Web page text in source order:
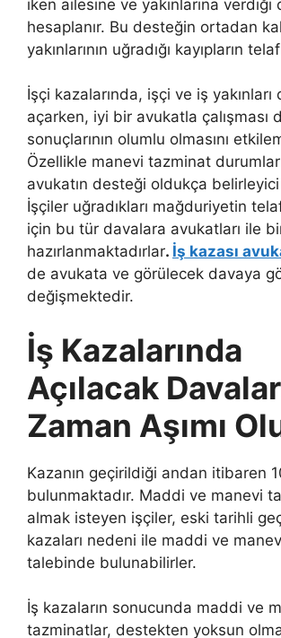
iken ailesine ve yakınlarına verdiği
hesaplanır. Bu desteğin ortadan
yakınlarının uğradığı kayıpların
İşçi kazalarında, işçi ve iş yakınları
açarken, iyi bir avukatla çalışması
sonuçlarının olumlu olmasını
Özellikle manevi tazminat
avukatın desteği oldukça belirleyici
İşçiler uğradıkları mağduriyetin
için bu tür davalara avukatları ile
hazırlanmaktadırlar. İş kazası
de avukata ve görülecek davaya
değişmektedir.
İş Kazalarında
Açılacak
Zaman Aşımı
Kazanın geçirildiği andan itibaren
bulunmaktadır. Maddi ve manevi
almak isteyen işçiler, eski tarihli
kazaları nedeni ile maddi ve
talebinde bulunabilirler.
İş kazaların sonucunda maddi ve
tazminatlar, destekten yoksun